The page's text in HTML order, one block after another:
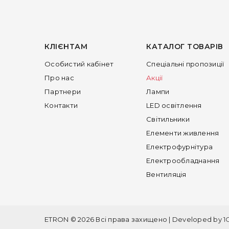
КЛІЄНТАМ
Особистий кабінет
Про нас
Партнери
Контакти
КАТАЛОГ ТОВАРІВ
Спеціальні пропозиції
Акції
Лампи
LED освітлення
Світильники
Елементи живлення
Електрофурнітура
Електрообладнання
Вентиляція
ETRON © 2026 Всі права захищено | Developed by